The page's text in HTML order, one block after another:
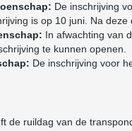
De inschrijving
is op 10 juni. Na
In afwachting van
te kunnen openen.
De inschrijving voor
de ruildag van de